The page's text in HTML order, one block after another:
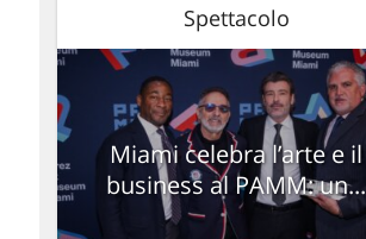
Spettacolo
Miami celebra l’arte e il
business al PAMM: un...